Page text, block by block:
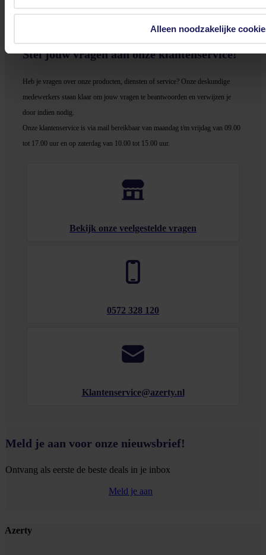
Alleen noodzakelijke
In winkel­wagen
Stel jouw vragen aan onze klantenservice!
Heb je vragen over onze producten, diensten of service? Onze deskundige
medewerkers staan klaar om jouw vragen te beantwoorden en verwijzen je
door indien nodig.
Onze klantenservice is via mail bereikbaar van maandag t/m vrijdag van 09.00
tot 17.00 uur en op zaterdag van 10.00 tot 15.00 uur.
Bekijk onze veelgestelde vragen
0572 328 120
Klantenservice@azerty.nl
Meld je aan voor onze nieuwsbrief!
Ontvang als eerste de beste deals in je inbox
Meld je aan
Footer
Azerty